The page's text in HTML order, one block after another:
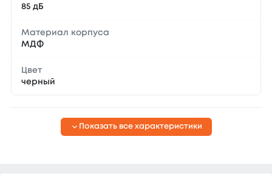
85 дБ
Материал корпуса
МДФ
Цвет
черный
Показать все характеристики